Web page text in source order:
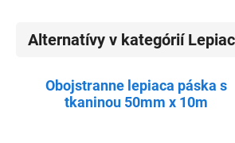
Alternatívy v kategórií
Obojstranne lepiaca páska s
tkaninou 50mm x 10m